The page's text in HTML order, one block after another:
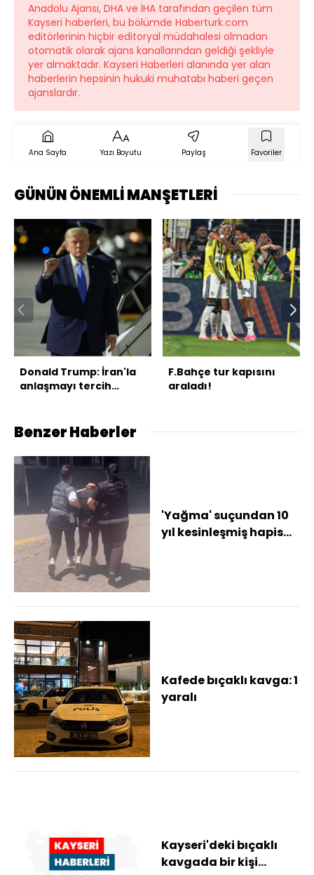
Anadolu Ajansı, DHA ve İHA tarafından geçilen tüm
Kayseri haberleri, bu bölümde Haberturk.com
editörlerinin hiçbir editoryal müdahalesi olmadan
otomatik olarak ajans kanallarından geldiği şekliyle
yer almaktadır. Kayseri Haberleri alanında yer alan
haberlerin hepsinin hukuki muhatabı haberi geçen
ajanslardır.
Ana Sayfa Yazı Boyutu Paylaş Favoriler
GÜNÜN ÖNEMLİ MANŞETLERİ
Donald Trump: İran'la
anlaşmayı tercih
F.Bahçe tur kapısını
araladı!
Benzer Haberler
'Yağma' suçundan 10
yıl kesinleşmiş hapis
Kafede bıçaklı kavga: 1
yaralı
Kayseri'deki bıçaklı
kavgada bir kişi